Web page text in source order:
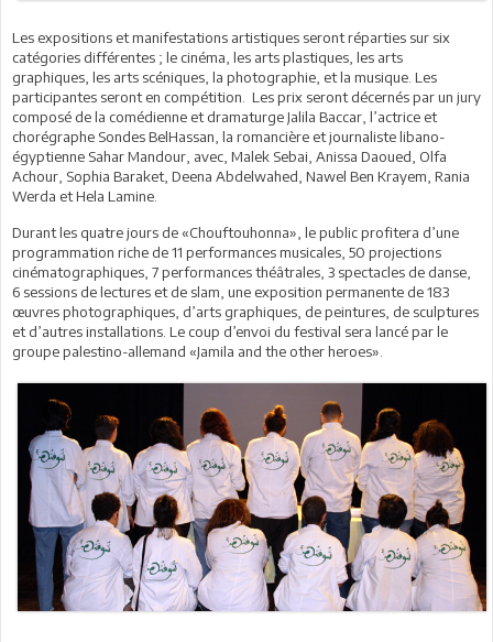
Les expositions et manifestations artistiques seront réparties sur six
catégories différentes ; le cinéma, les arts plastiques, les arts
graphiques, les arts scéniques, la photographie, et la musique. Les
participantes seront en compétition. Les prix seront décernés par un jury
composé de la comédienne et dramaturge Jalila Baccar, l’actrice et
chorégraphe Sondes BelHassan, la romancière et journaliste libano-
égyptienne Sahar Mandour, avec, Malek Sebai, Anissa Daoued, Olfa
Achour, Sophia Baraket, Deena Abdelwahed, Nawel Ben Krayem, Rania
Werda et Hela Lamine.
Durant les quatre jours de «Chouftouhonna», le public profitera d’une
programmation riche de 11 performances musicales, 50 projections
cinématographiques, 7 performances théâtrales, 3 spectacles de danse,
6 sessions de lectures et de slam, une exposition permanente de 183
œuvres photographiques, d’arts graphiques, de peintures, de sculptures
et d’autres installations. Le coup d’envoi du festival sera lancé par le
groupe palestino-allemand «Jamila and the other heroes».